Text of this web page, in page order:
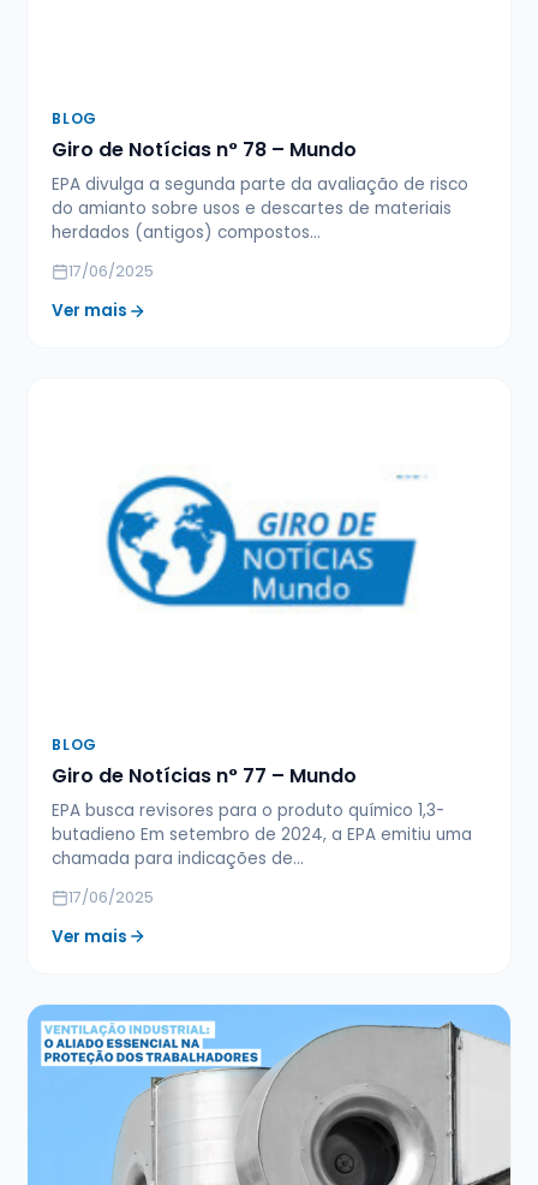
BLOG
Giro de Notícias n° 78 – Mundo
EPA divulga a segunda parte da avaliação de risco
do amianto sobre usos e descartes de materiais
herdados (antigos) compostos…
17/06/2025
Ver mais
BLOG
Giro de Notícias n° 77 – Mundo
EPA busca revisores para o produto químico 1,3-
butadieno Em setembro de 2024, a EPA emitiu uma
chamada para indicações de…
17/06/2025
Ver mais